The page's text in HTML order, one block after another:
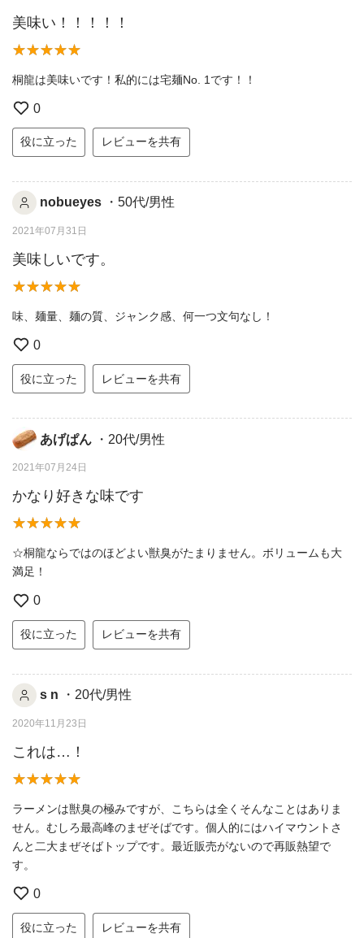
美味い！！！！！
桐龍は美味いです！私的には宅麺No. 1です！！
0
役に立った レビューを共有
nobueyes ・50代/男性
2021年07月31日
美味しいです。
味、麺量、麺の質、ジャンク感、何一つ文句なし！
0
役に立った レビューを共有
あげぱん ・20代/男性
2021年07月24日
かなり好きな味です
☆桐龍ならではのほどよい獣臭がたまりません。ボリュームも大
満足！
0
役に立った レビューを共有
s n ・20代/男性
2020年11月23日
これは…！
ラーメンは獣臭の極みですが、こちらは全くそんなことはありま
せん。むしろ最高峰のまぜそばです。個人的にはハイマウントさ
んと二大まぜそばトップです。最近販売がないので再販熱望で
す。
0
役に立った レビューを共有